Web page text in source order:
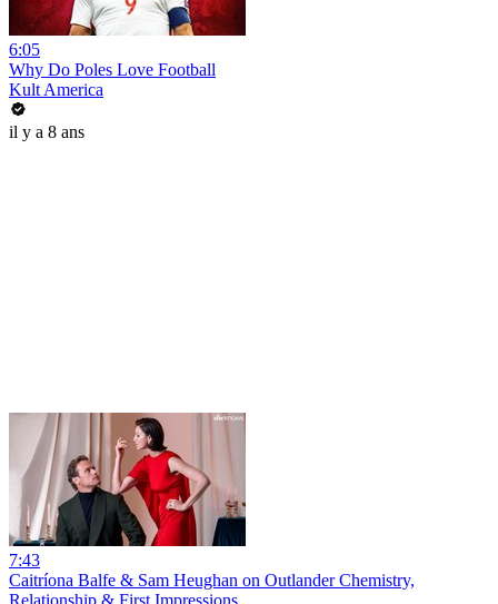
6:05
Why Do Poles Love Football
Kult America
il y a 8 ans
7:43
Caitríona Balfe & Sam Heughan on Outlander Chemistry,